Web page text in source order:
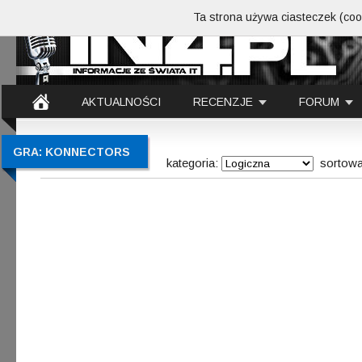
AKTUALNOŚCI RECENZJE FORUM
GRA: KONNECTORS
kategoria:
Ta strona używa ciasteczek